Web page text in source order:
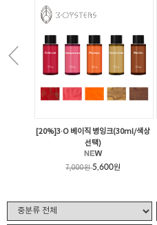
[20%]3·O 베이직 병잉크(30ml/색상
선택)
7,000원 5,600원